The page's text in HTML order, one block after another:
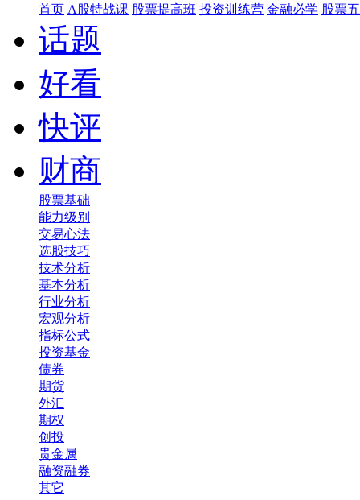
首页 A股特战课 股票提高班 投资训练营 金融必学 股票
话题
好看
快评
财商
股票基础
能力级别
交易心法
选股技巧
技术分析
基本分析
行业分析
宏观分析
指标公式
投资基金
债券
期货
外汇
期权
创投
贵金属
融资融券
其它